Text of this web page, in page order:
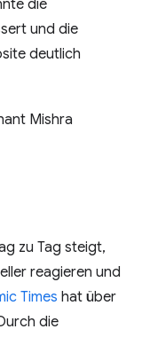
die
und die
deutlich
Mishra
zu Tag steigt,
reagieren und
Times hat über
die